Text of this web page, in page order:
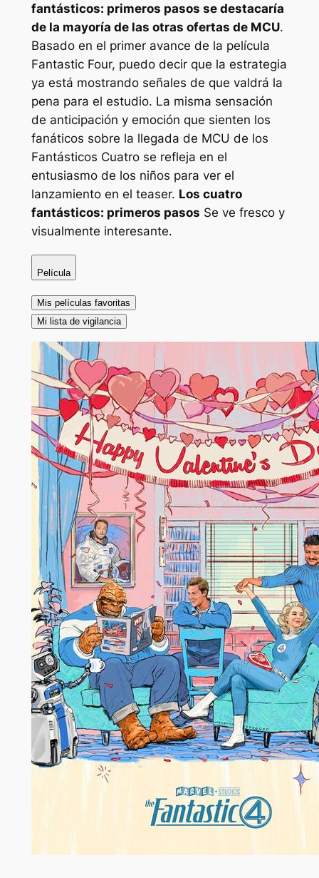
fantásticos: primeros pasos se destacaría
de la mayoría de las otras ofertas de MCU.
Basado en el primer avance de la película
Fantastic Four, puedo decir que la estrategia
ya está mostrando señales de que valdrá la
pena para el estudio. La misma sensación
de anticipación y emoción que sienten los
fanáticos sobre la llegada de MCU de los
Fantásticos Cuatro se refleja en el
entusiasmo de los niños para ver el
lanzamiento en el teaser. Los cuatro
fantásticos: primeros pasos Se ve fresco y
visualmente interesante.
Película
Mis películas favoritas
Mi lista de vigilancia